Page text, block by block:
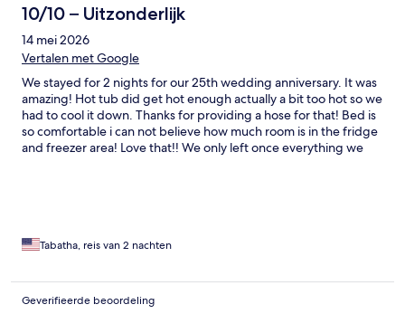
10/10 – Uitzonderlijk
14 mei 2026
Vertalen met Google
We stayed for 2 nights for our 25th wedding anniversary. It was
amazing! Hot tub did get hot enough actually a bit too hot so we
had to cool it down. Thanks for providing a hose for that! Bed is
so comfortable i can not believe how much room is in the fridge
and freezer area! Love that!! We only left once everything we
Tabatha, reis van 2 nachten
Geverifieerde beoordeling